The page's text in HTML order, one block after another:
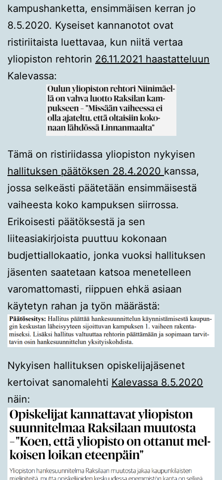
kampushanketta, ensimmäisen kerran jo
8.5.2020. Kyseiset kannanotot ovat
ristiriitaista luettavaa, kun niitä vertaa
yliopiston rehtorin 26.11.2021 haastatteluun
Kalevassa:
Tämä on ristiriidassa yliopiston nykyisen
hallituksen päätöksen 28.4.2020 kanssa,
jossa selkeästi päätetään ensimmäisestä
vaiheesta koko kampuksen siirrossa.
Erikoisesti päätöksestä ja sen
liiteasiakirjoista puuttuu kokonaan
budjettiallokaatio, jonka vuoksi hallituksen
jäsenten saatetaan katsoa menetelleen
varomattomasti, riippuen ehkä asiaan
käytetyn rahan ja työn määrästä:
Nykyisen hallituksen opiskelijajäsenet
kertoivat sanomalehti Kalevassa 8.5.2020
näin: